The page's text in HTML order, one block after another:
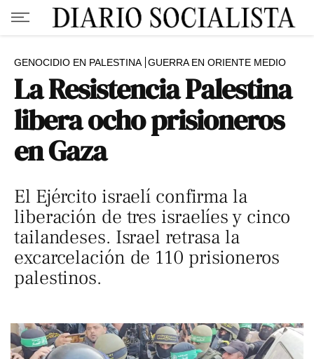
GENOCIDIO EN PALESTINA GUERRA EN ORIENTE MEDIO
La Resistencia Palestina
libera ocho prisioneros
en Gaza
El Ejército israelí confirma la
liberación de tres israelíes y cinco
tailandeses. Israel retrasa la
excarcelación de 110 prisioneros
palestinos.